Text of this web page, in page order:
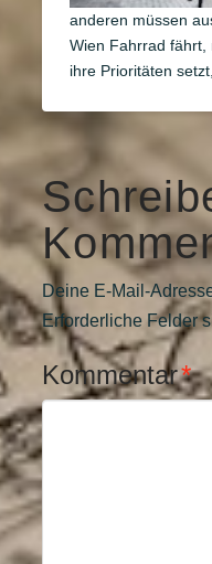
anderen müssen
Wien Fahrrad fährt,
ihre Prioritäten
Deine E-Mail-
Erforderliche Felder
Kommentar*